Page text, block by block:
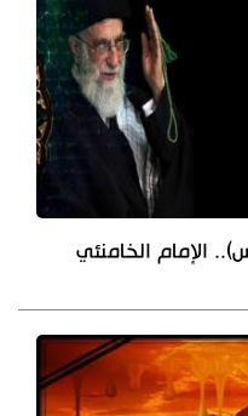
الإمام الخامنئي